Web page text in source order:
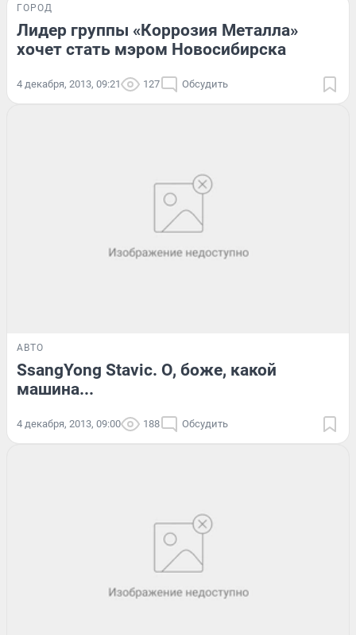
ГОРОД
Лидер группы «Коррозия Металла»
хочет стать мэром Новосибирска
4 декабря, 2013, 09:21 127 Обсудить
АВТО
SsangYong Stavic. О, боже, какой
машина...
4 декабря, 2013, 09:00 188 Обсудить